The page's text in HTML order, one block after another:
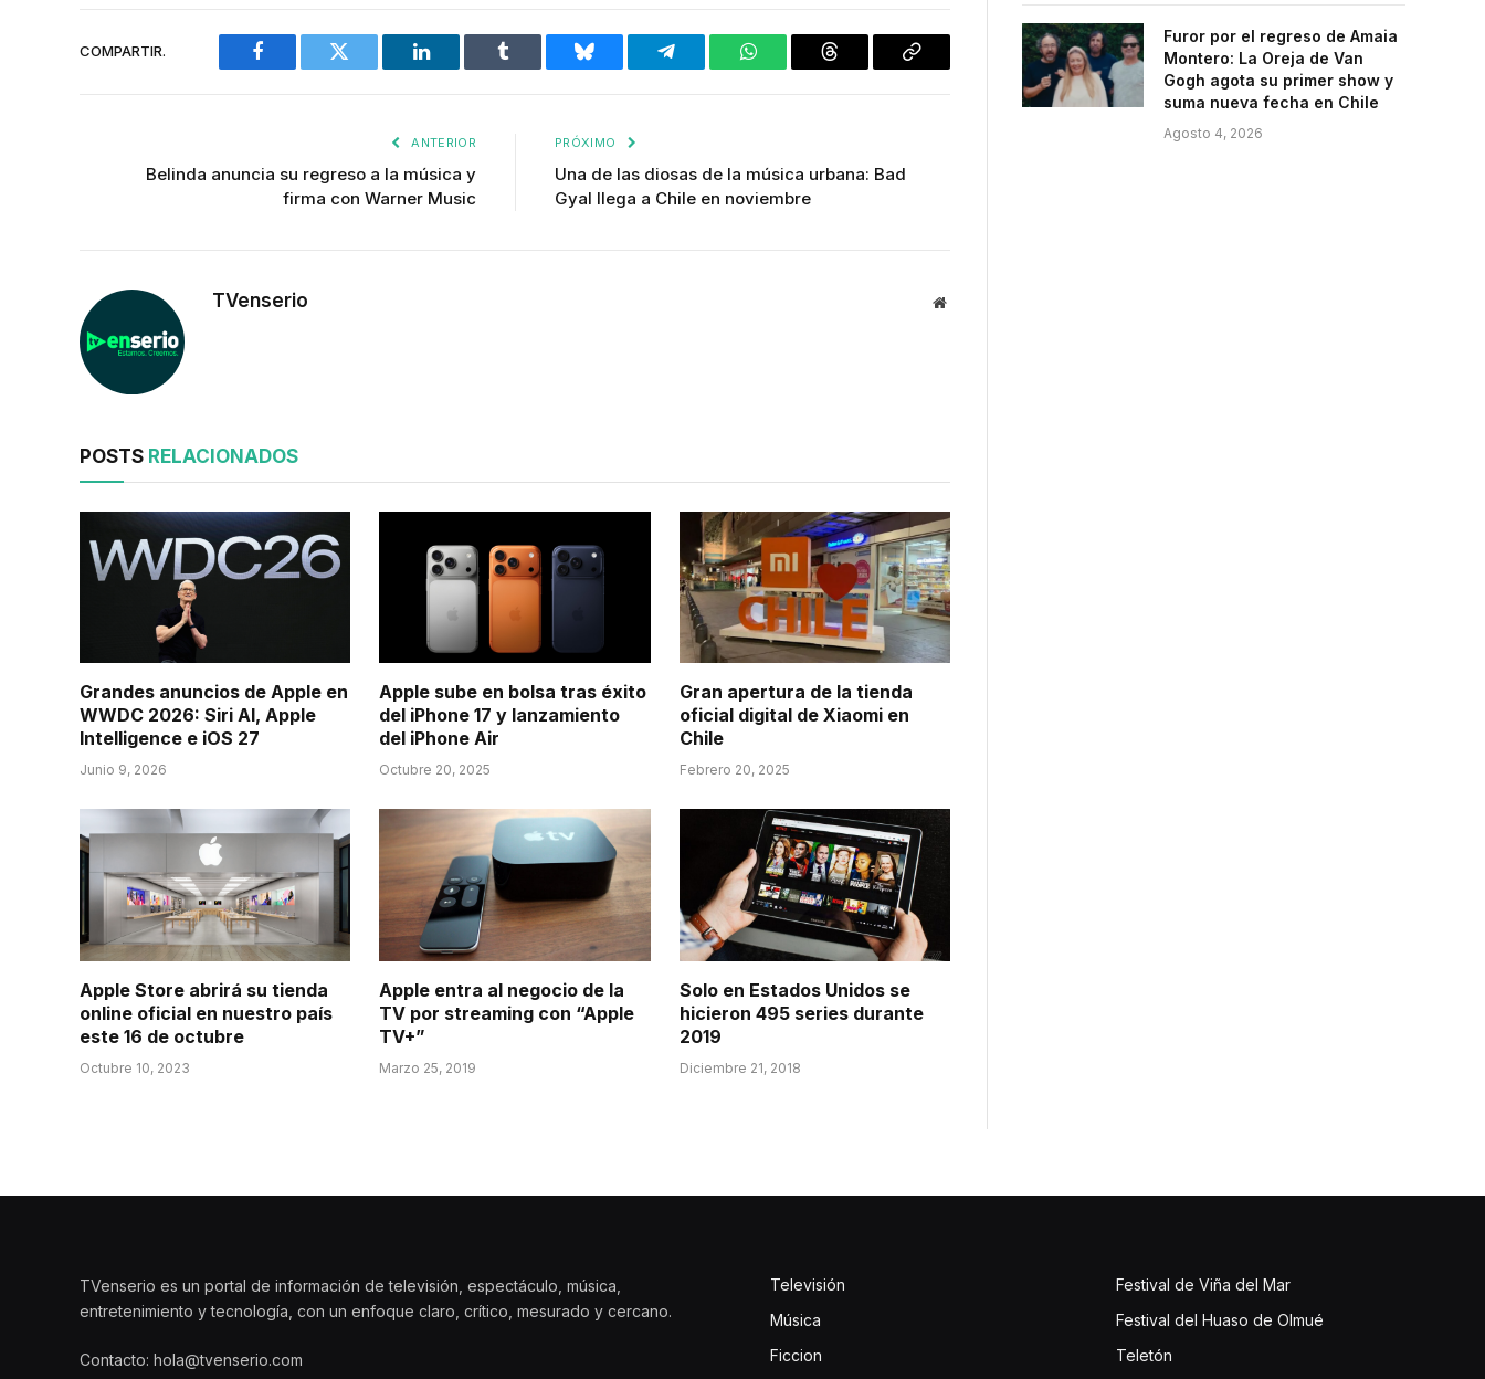
COMPARTIR.
Facebook Twitter LinkedIn Tumblr Bluesky Telegram WhatsAppThreads
Copiar
ANTERIOR
Belinda anuncia su regreso a la música y
firma con Warner Music
PRÓXIMO
Una de las diosas de la música urbana: Bad
Gyal llega a Chile en noviembre
TVenserio Website
POSTS RELACIONADOS
Grandes anuncios de Apple en
WWDC 2026: Siri AI, Apple
Intelligence e iOS 27
Junio 9, 2026
Apple sube en bolsa tras éxito
del iPhone 17 y lanzamiento
del iPhone Air
Octubre 20, 2025
Gran apertura de la tienda
oficial digital de Xiaomi en
Chile
Febrero 20, 2025
Apple Store abrirá su tienda
online oficial en nuestro país
este 16 de octubre
Octubre 10, 2023
Apple entra al negocio de la
TV por streaming con “Apple
TV+”
Marzo 25, 2019
Solo en Estados Unidos se
hicieron 495 series durante
2019
Diciembre 21, 2018
Furor por el regreso de Amaia
Montero: La Oreja de Van
Gogh agota su primer show y
suma nueva fecha en Chile
Agosto 4, 2026
TVenserio es un portal de información de televisión, espectáculo, música,
entretenimiento y tecnología, con un enfoque claro, crítico, mesurado y cercano.
Contacto: hola@tvenserio.com
Televisión
Música
Ficcion
Festival de Viña del Mar
Festival del Huaso de Olmué
Teletón